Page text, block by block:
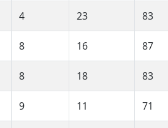
4 23 83
8 16 87
8 18 83
9 11 71